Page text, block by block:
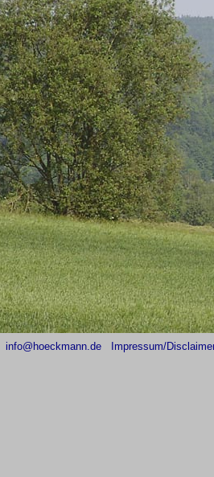
info@hoeckmann.de Impressum/